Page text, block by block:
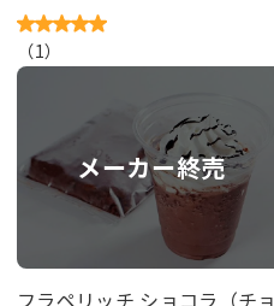
（1）
メーカー終売
フラペリッチ ショコラ（チョ